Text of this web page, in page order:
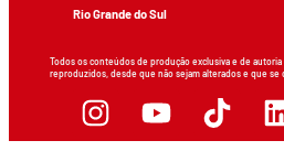
Rio Grande do Sul
Todos os conteúdos de produção exclusiva e de
reproduzidos, desde que não sejam alterados e que